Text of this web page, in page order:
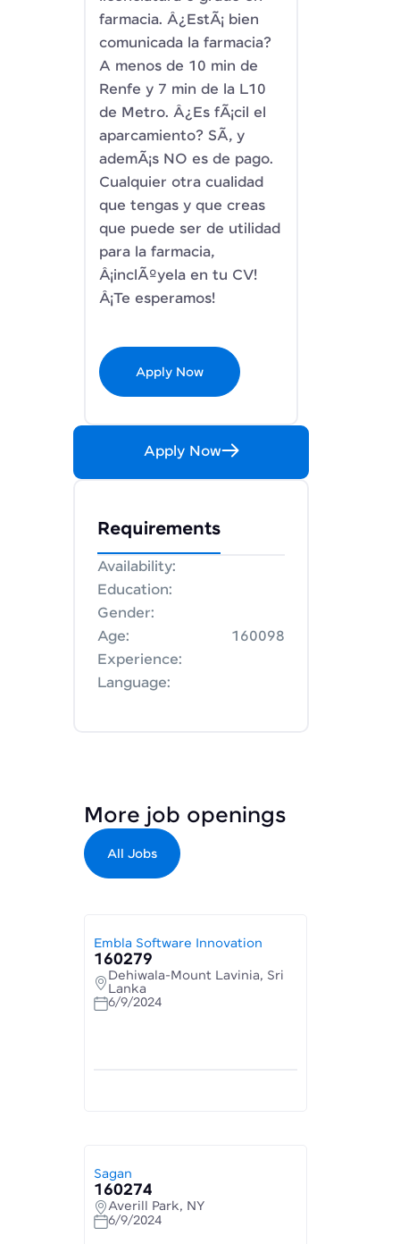
farmacia. Â¿EstÃ¡ bien
comunicada la farmacia?
A menos de 10 min de
Renfe y 7 min de la L10
de Metro. Â¿Es fÃ¡cil el
aparcamiento? SÃ­, y
ademÃ¡s NO es de pago.
Cualquier otra cualidad
que tengas y que creas
que puede ser de utilidad
para la farmacia,
Â¡inclÃºyela en tu CV!
Â¡Te esperamos!
Apply Now
Apply Now
Requirements
Availability:
Education:
Gender:
Age:
160098
Experience:
Language:
More job openings
All Jobs
Embla Software Innovation
160279
Dehiwala-Mount Lavinia, Sri
Lanka
6/9/2024
Sagan
160274
Averill Park, NY
6/9/2024